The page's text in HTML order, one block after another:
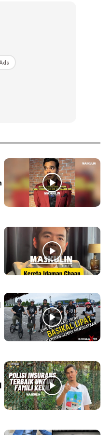
Ads